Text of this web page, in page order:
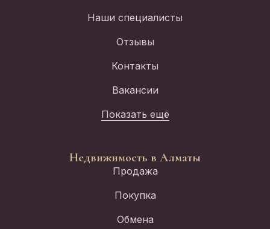
Наши специалисты
Отзывы
Контакты
Вакансии
Показать ещё
Недвижимость в Алматы
Продажа
Покупка
Обмена